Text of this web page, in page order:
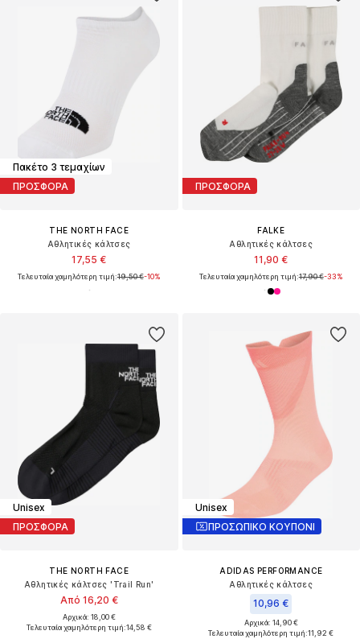
Πακέτο 3 τεμαχίων
ΠΡΟΣΦΟΡΑ
THE NORTH FACE
Αθλητικές κάλτσες
17,55 €
Τελευταία χαμηλότερη τιμή:19,50 €-10%
ΠΡΟΣΦΟΡΑ
FALKE
Αθλητικές κάλτσες
11,90 €
Τελευταία χαμηλότερη τιμή:17,90 €-33%
Unisex
ΠΡΟΣΦΟΡΑ
THE NORTH FACE
Αθλητικές κάλτσες 'Trail Run'
Από 16,20 €
Αρχικά: 18,00 €
Τελευταία χαμηλότερη τιμή:14,58 €
Unisex
ΠΡΟΣΩΠΙΚΟ ΚΟΥΠΟΝΙ
ADIDAS PERFORMANCE
Αθλητικές κάλτσες
10,96 €
Αρχικά: 14,90 €
Τελευταία χαμηλότερη τιμή:11,92 €